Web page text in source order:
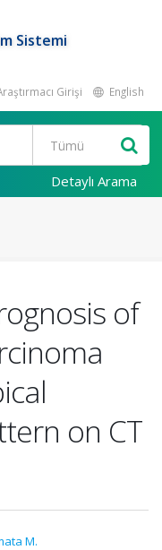
Sistemi
Girişi English
Detaylı Arama
of
on CT
M.